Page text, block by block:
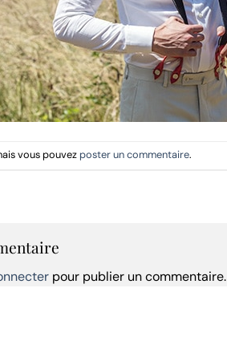
vous pouvez poster un commentaire.
pour publier un commentaire.